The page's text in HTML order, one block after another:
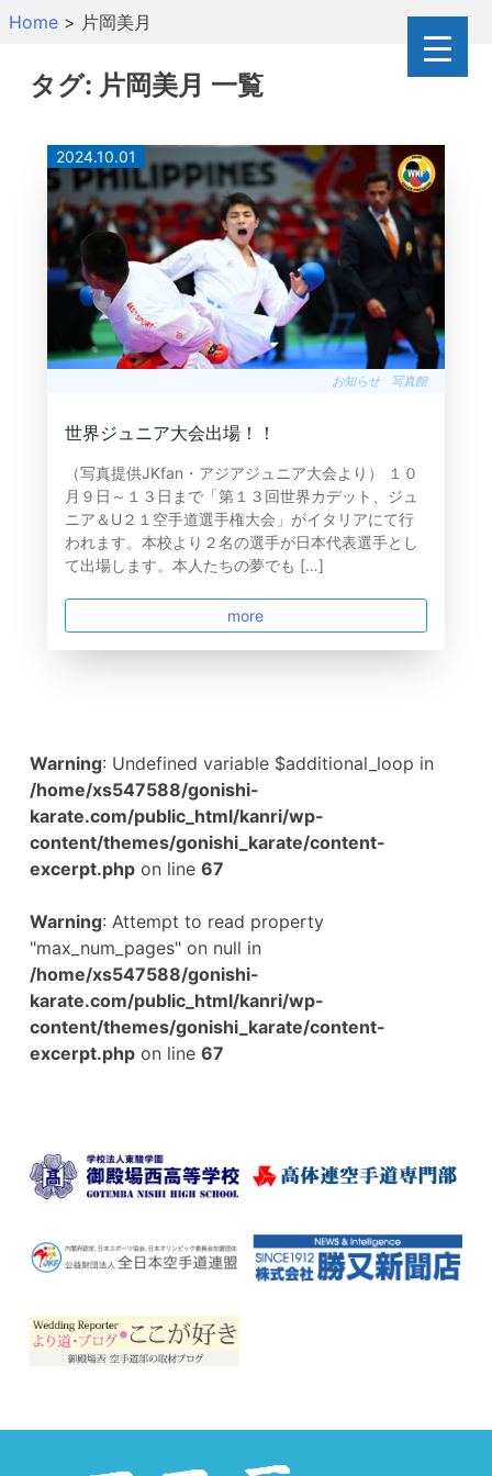
SkipHome > 片岡美月
タグ: 片岡美月 一覧
2024.10.01
お知らせ 写真館
世界ジュニア大会出場！！
（写真提供JKfan・アジアジュニア大会より） １０
月９日～１３日まで「第１３回世界カデット、ジュ
ニア＆U２１空手道選手権大会」がイタリアにて行
われます。本校より２名の選手が日本代表選手とし
て出場します。本人たちの夢でも […]
more
Warning: Undefined variable $additional_loop in
/home/xs547588/gonishi-
karate.com/public_html/kanri/wp-
content/themes/gonishi_karate/content-
excerpt.phpon line 67
Warning: Attempt to read property
"max_num_pages" on null in
/home/xs547588/gonishi-
karate.com/public_html/kanri/wp-
content/themes/gonishi_karate/content-
excerpt.phpon line 67